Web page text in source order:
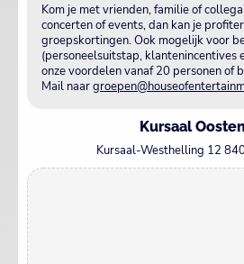
Kom je met vrienden, familie of
concerten of events, dan kan je
groepskortingen. Ook mogelijk voor
(personeelsuitstap, klantenincentives
onze voordelen vanaf 20 personen of
Mail naar
Kursaal
Kursaal-Westhelling 12